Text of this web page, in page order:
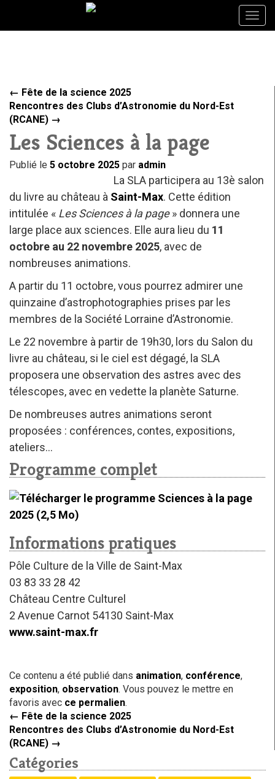
← Fête de la science 2025
Rencontres des Clubs d’Astronomie du Nord-Est
(RCANE) →
Les Sciences à la page
Publié le 5 octobre 2025 par admin
La SLA participera au 13è salon
du livre au château à Saint-Max. Cette édition
intitulée « Les Sciences à la page» donnera une
large place aux sciences. Elle aura lieu du 11
octobre au 22 novembre 2025, avec de
nombreuses animations.
A partir du 11 octobre, vous pourrez admirer une
quinzaine d’astrophotographies prises par les
membres de la Société Lorraine d’Astronomie.
Le 22 novembre à partir de 19h30, lors du Salon du
livre au château, si le ciel est dégagé, la SLA
proposera une observation des astres avec des
télescopes, avec en vedette la planète Saturne.
De nombreuses autres animations seront
proposées : conférences, contes, expositions,
ateliers…
Programme complet
Informations pratiques
Pôle Culture de la Ville de Saint-Max
03 83 33 28 42
Château Centre Culturel
2 Avenue Carnot 54130 Saint-Max
www.saint-max.fr
Ce contenu a été publié dans animation, conférence,
exposition, observation. Vous pouvez le mettre en
favoris avec ce permalien.
← Fête de la science 2025
Rencontres des Clubs d’Astronomie du Nord-Est
(RCANE) →
Catégories